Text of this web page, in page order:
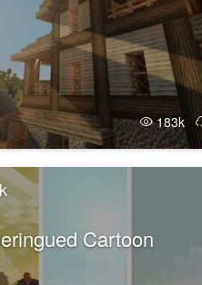
183k
Cartoon